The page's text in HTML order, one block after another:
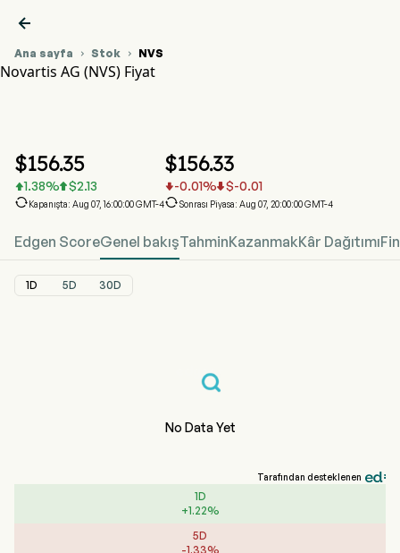

Ana sayfa  Stok  NVS
Novartis AG (NVS) Fiyat
$156.35
1.38% $2.13
Kapanışta: Aug 07, 16:00:00 GMT-4
$156.33
-0.01% $-0.01
Sonrası Piyasa: Aug 07, 20:00:00 GMT-4
Edgen ScoreGenel bakışTahminKazanmakKâr Dağıtımı
1D 5D 30D
No Data Yet
Tarafından desteklenen
1D
+1.22%
5D
-1.33%